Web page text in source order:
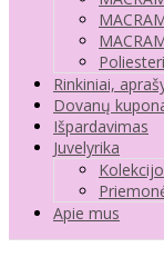
Rinkiniai,
Dovanų
Išpardavimas
Juvelyrika
Apie mus